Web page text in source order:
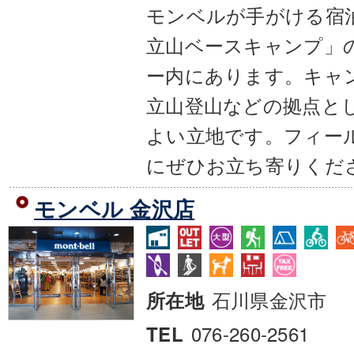
モンベルが手がける宿
立山ベースキャンプ」
ー内にあります。キャ
立山登山などの拠点と
よい立地です。フィー
にぜひお立ち寄りくだ
モンベル 金沢店
所在地 石川県金沢市
TEL 076-260-2561